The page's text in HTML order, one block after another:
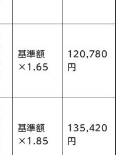
基準額
×1.65
120,780
円
基準額
×1.85
135,420
円